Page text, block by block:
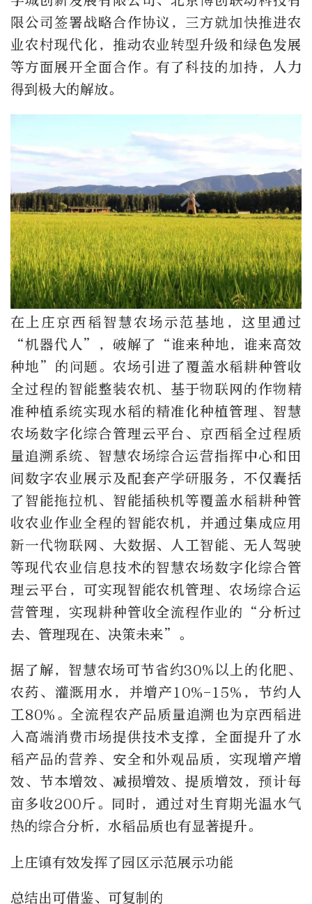
限公司签署战略合作协议，三方就加快推进农
业农村现代化，推动农业转型升级和绿色发展
等方面展开全面合作。有了科技的加持，人力
得到极大的解放。
在上庄京西稻智慧农场示范基地，这里通过
“机器代人”，破解了“谁来种地，谁来高效
种地”的问题。农场引进了覆盖水稻耕种管收
全过程的智能整装农机、基于物联网的作物精
准种植系统实现水稻的精准化种植管理、智慧
农场数字化综合管理云平台、京西稻全过程质
量追溯系统、智慧农场综合运营指挥中心和田
间数字农业展示及配套产学研服务，不仅囊括
了智能拖拉机、智能插秧机等覆盖水稻耕种管
收农业作业全程的智能农机，并通过集成应用
新一代物联网、大数据、人工智能、无人驾驶
等现代农业信息技术的智慧农场数字化综合管
理云平台，可实现智能农机管理、农场综合运
营管理，实现耕种管收全流程作业的“分析过
去、管理现在、决策未来”。
据了解，智慧农场可节省约30%以上的化肥、
农药、灌溉用水，并增产10%-15%，节约人
工80%。全流程农产品质量追溯也为京西稻进
入高端消费市场提供技术支撑，全面提升了水
稻产品的营养、安全和外观品质，实现增产增
效、节本增效、减损增效、提质增效，预计每
亩多收200斤。同时，通过对生育期光温水气
热的综合分析，水稻品质也有显著提升。
上庄镇有效发挥了园区示范展示功能
总结出可借鉴、可复制的